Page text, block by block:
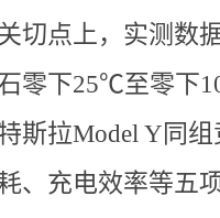
切点上，实测数
零下25℃至零下
斯拉Model Y同
、充电效率等五